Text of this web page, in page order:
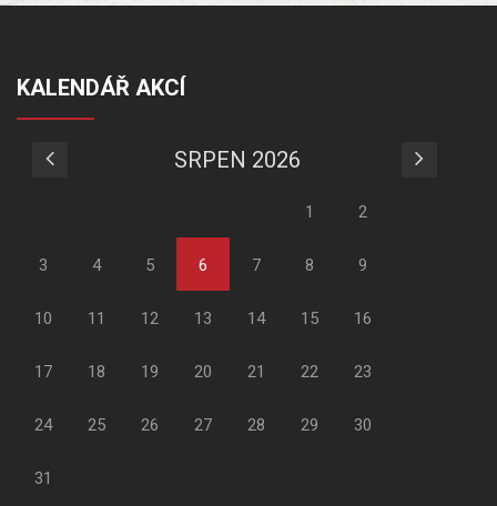
KALENDÁŘ AKCÍ
SRPEN 2026
1 2
3 4 5 6 7 8 9
10 11 12 13 14 15 16
17 18 19 20 21 22 23
24 25 26 27 28 29 30
31